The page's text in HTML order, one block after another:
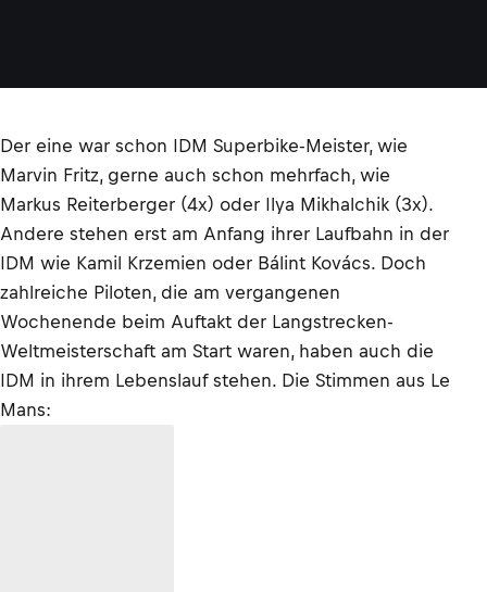
Der eine war schon IDM Superbike-Meister, wie
Marvin Fritz, gerne auch schon mehrfach, wie
Markus Reiterberger (4x) oder Ilya Mikhalchik (3x).
Andere stehen erst am Anfang ihrer Laufbahn in der
IDM wie Kamil Krzemien oder Bálint Kovács. Doch
zahlreiche Piloten, die am vergangenen
Wochenende beim Auftakt der Langstrecken-
Weltmeisterschaft am Start waren, haben auch die
IDM in ihrem Lebenslauf stehen. Die Stimmen aus Le
Mans: